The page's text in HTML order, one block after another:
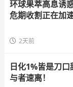
环球果萃高息诱
危期收割正在加
2天前
日化1%皆是刀
与者速离！